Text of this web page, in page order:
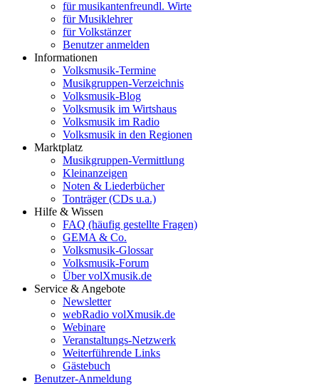
für musikantenfreundl. Wirte
für Musiklehrer
für Volkstänzer
Benutzer anmelden
Informationen
Volksmusik-Termine
Musikgruppen-Verzeichnis
Volksmusik-Blog
Volksmusik im Wirtshaus
Volksmusik im Radio
Volksmusik in den Regionen
Marktplatz
Musikgruppen-Vermittlung
Kleinanzeigen
Noten & Liederbücher
Tonträger (CDs u.a.)
Hilfe & Wissen
FAQ (häufig gestellte Fragen)
GEMA & Co.
Volksmusik-Glossar
Volksmusik-Forum
Über volXmusik.de
Service & Angebote
Newsletter
webRadio volXmusik.de
Webinare
Veranstaltungs-Netzwerk
Weiterführende Links
Gästebuch
Benutzer-Anmeldung